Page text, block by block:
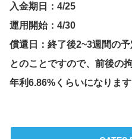
入金期日：4/25
運用開始：4/30
償還日：終了後2~3週間の予
とのことですので、前後の
年利6.86%くらいになります